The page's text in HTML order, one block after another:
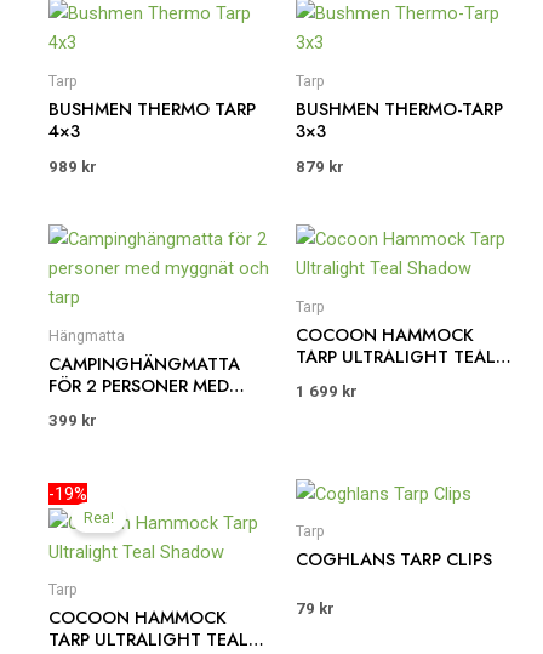
Tarp
BUSHMEN THERMO TARP
4×3
989 kr
Tarp
BUSHMEN THERMO-TARP
3×3
879 kr
Hängmatta
CAMPINGHÄNGMATTA
FÖR 2 PERSONER MED
399 kr
Tarp
COCOON HAMMOCK
TARP ULTRALIGHT TEAL
1 699 kr
-19%
Rea!
Tarp
COCOON HAMMOCK
TARP ULTRALIGHT TEAL
ursprungliga
priset
var:
priset
är:
Tarp
COGHLANS TARP CLIPS
79 kr